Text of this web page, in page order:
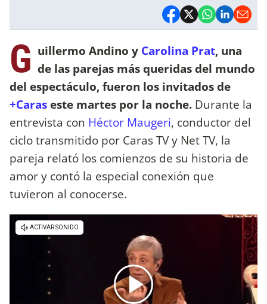
G uillermo Andino y Carolina Prat, una
de las parejas más queridas del mundo
del espectáculo, fueron los invitados de
+Caras este martes por la noche. Durante la
entrevista con Héctor Maugeri, conductor del
ciclo transmitido por Caras TV y Net TV, la
pareja relató los comienzos de su historia de
amor y contó la especial conexión que
tuvieron al conocerse.